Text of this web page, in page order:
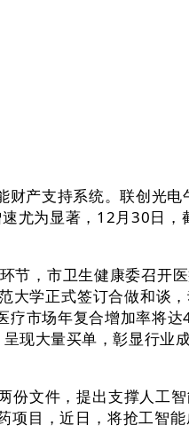
产支持系统。联创光
尤为显著，12月30日
，市卫生健康委召开
学正式签订合做和谈
市场年复合增加率将达
现大量买单，彰显行业
文件，提出支撑人工
目，近日，将抢工智